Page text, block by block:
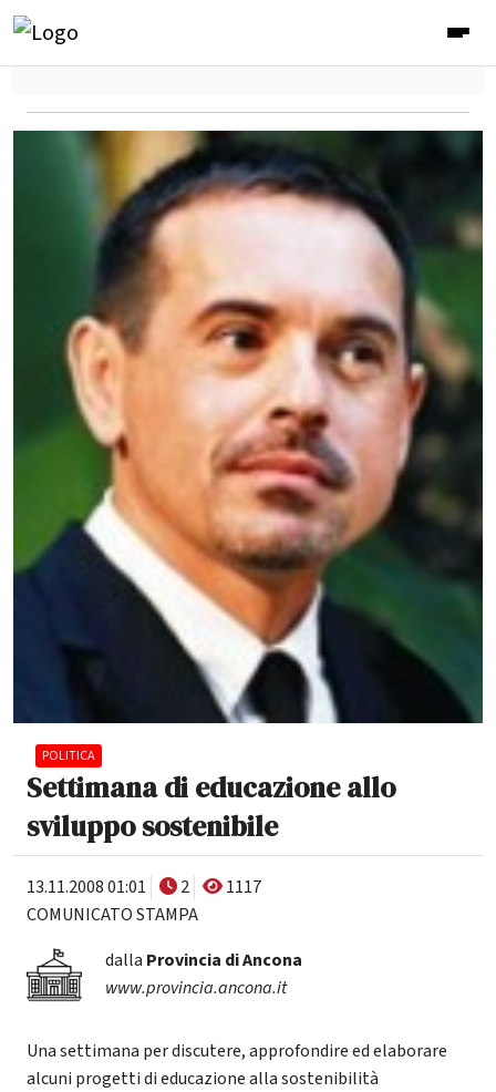
POLITICA
Settimana di educazione allo
sviluppo sostenibile
13.11.2008 01:01 2
1117
COMUNICATO STAMPA
dalla Provincia di Ancona
www.provincia.ancona.it
Una settimana per discutere, approfondire ed elaborare
alcuni progetti di educazione alla sostenibilità